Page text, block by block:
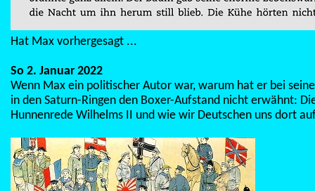
Hat Max vorhergesagt ...
So 2. Januar 2022
Wenn Max ein politischer Autor war, warum hat er bei
in den Saturn-Ringen den Boxer-Aufstand nicht erwähnt:
Hunnenrede Wilhelms II und wie wir Deutschen uns dort